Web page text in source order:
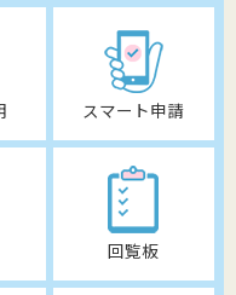
スマート申請
回覧板